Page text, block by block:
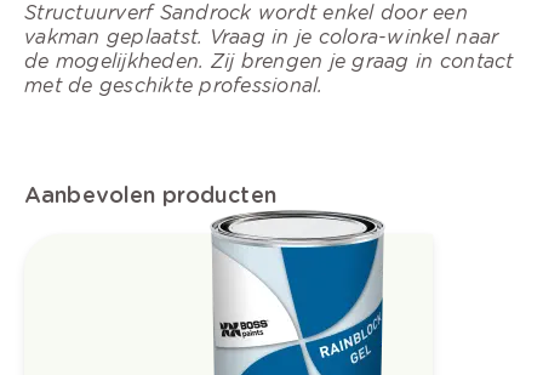
Structuurverf Sandrock wordt enkel door een
vakman geplaatst. Vraag in je colora-winkel naar
de mogelijkheden. Zij brengen je graag in contact
met de geschikte professional.
Aanbevolen producten